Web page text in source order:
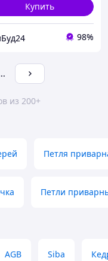
Купить
98%
из 200+
Петля
Петли
AGB Siba